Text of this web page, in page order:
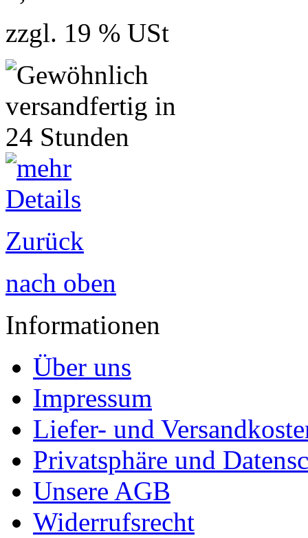
zzgl. 19 % USt
Zurück
nach oben
Informationen
Über uns
Impressum
Liefer- und
Privatsphäre und
Unsere AGB
Widerrufsrecht